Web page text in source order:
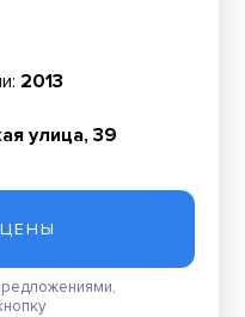
2013
улица, 39